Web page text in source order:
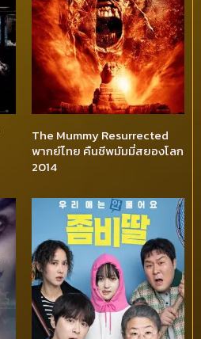
The Mummy Resurrected
พากย์ไทย คืนชีพมัมมี่สยองโลก
2014